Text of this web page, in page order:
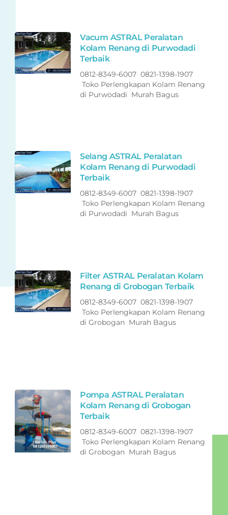
Vacum ASTRAL Peralatan
Kolam Renang di Purwodadi
Terbaik
0812-8349-6007 0821-1398-1907
Toko Perlengkapan Kolam Renang
di Purwodadi Murah Bagus
Selang ASTRAL Peralatan
Kolam Renang di Purwodadi
Terbaik
0812-8349-6007 0821-1398-1907
Toko Perlengkapan Kolam Renang
di Purwodadi Murah Bagus
Filter ASTRAL Peralatan Kolam
Renang di Grobogan Terbaik
0812-8349-6007 0821-1398-1907
Toko Perlengkapan Kolam Renang
di Grobogan Murah Bagus
Pompa ASTRAL Peralatan
Kolam Renang di Grobogan
Terbaik
0812-8349-6007 0821-1398-1907
Toko Perlengkapan Kolam Renang
di Grobogan Murah Bagus